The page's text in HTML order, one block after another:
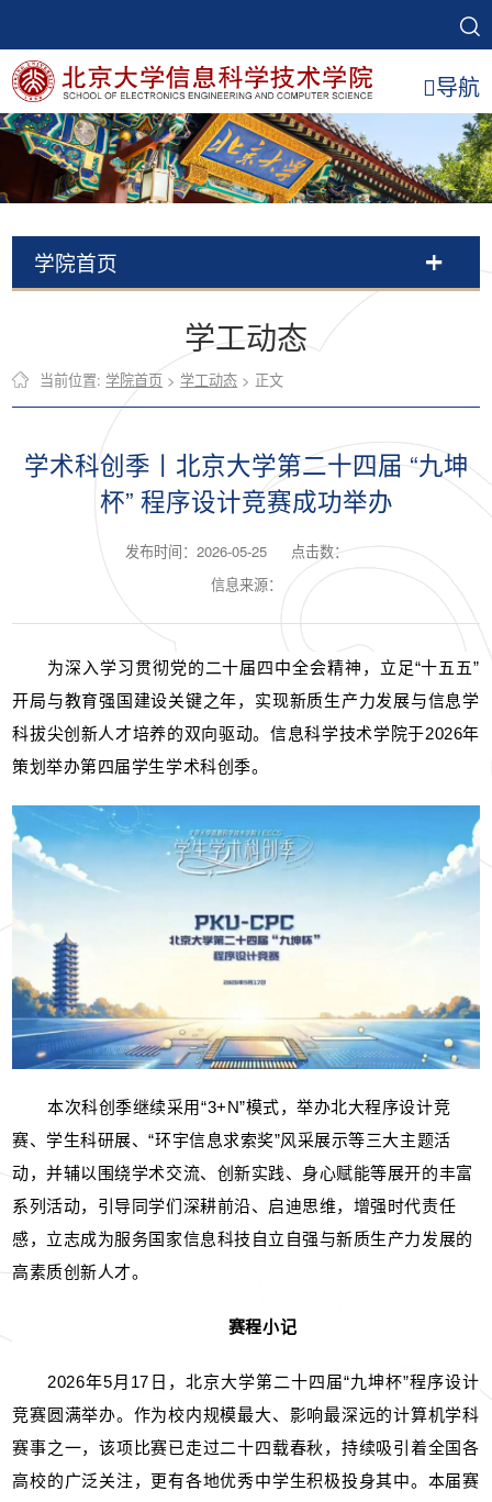
导航
学院首页
学工动态
当前位置:学院首页 >学工动态 > 正文
学术科创季丨北京大学第二十四届 “九坤
杯” 程序设计竞赛成功举办
发布时间：2026-05-25
点击数：
信息来源：
为深入学习贯彻党的二十届四中全会精神，立足“十五五”
开局与教育强国建设关键之年，实现新质生产力发展与信息学
科拔尖创新人才培养的双向驱动。信息科学技术学院于2026年
策划举办第四届学生学术科创季。
本次科创季继续采用“3+N”模式，举办北大程序设计竞
赛、学生科研展、“环宇信息求索奖”风采展示等三大主题活
动，并辅以围绕学术交流、创新实践、身心赋能等展开的丰富
系列活动，引导同学们深耕前沿、启迪思维，增强时代责任
感，立志成为服务国家信息科技自立自强与新质生产力发展的
高素质创新人才。
赛程小记
2026年5月17日，北京大学第二十四届“九坤杯”程序设计
竞赛圆满举办。作为校内规模最大、影响最深远的计算机学科
赛事之一，该项比赛已走过二十四载春秋，持续吸引着全国各
高校的广泛关注，更有各地优秀中学生积极投身其中。本届赛